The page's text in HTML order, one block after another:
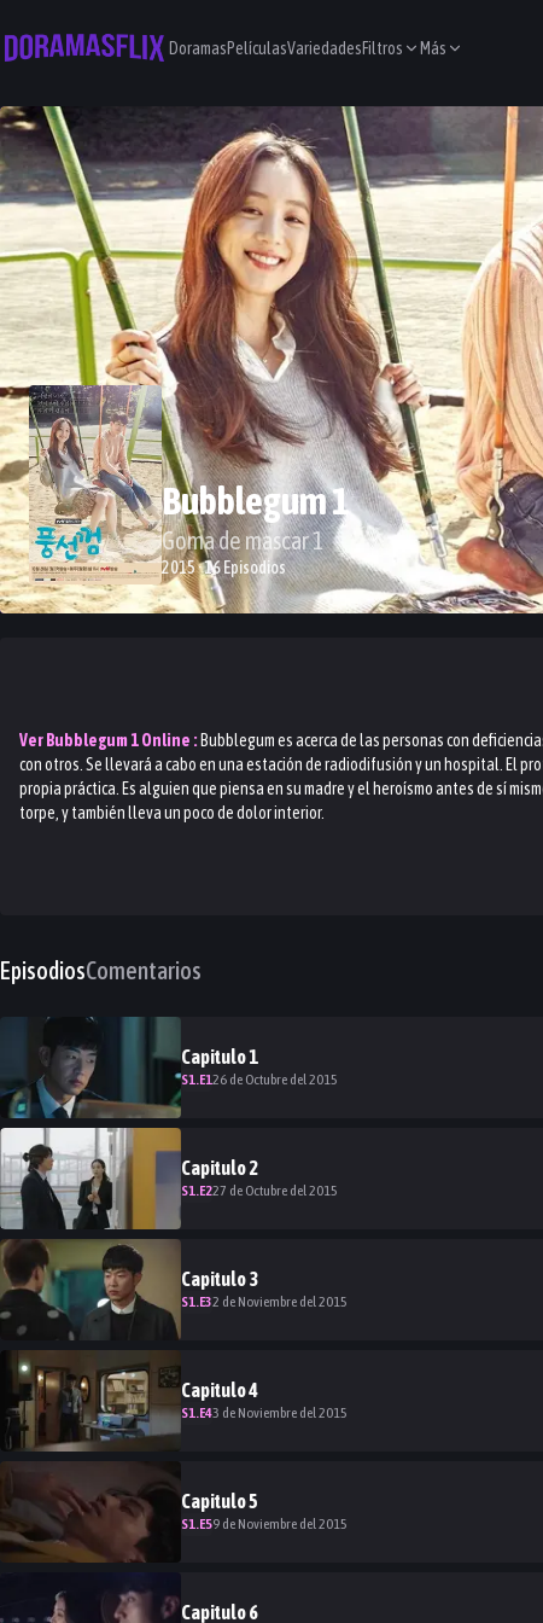
DoramasPelículasVariedadesFiltros Más
Bubblegum 1
Goma de mascar 1
2015 · 16 Episodios
Ver Bubblegum 1Online : Bubblegum es acerca de las personas con
con otros. Se llevará a cabo en una estación de radiodifusión y un hospital. El
propia práctica. Es alguien que piensa en su madre y el heroísmo antes de sí
torpe, y también lleva un poco de dolor interior.
EpisodiosComentarios
Capitulo1
S1.E126 de Octubre del 2015
Capitulo2
S1.E227 de Octubre del 2015
Capitulo3
S1.E32 de Noviembre del 2015
Capitulo4
S1.E43 de Noviembre del 2015
Capitulo5
S1.E59 de Noviembre del 2015
Capitulo6